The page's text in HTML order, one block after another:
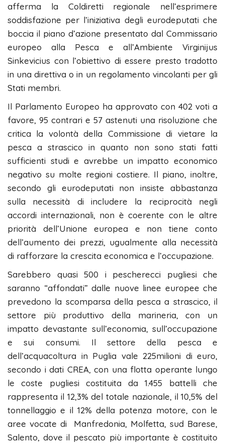
afferma la Coldiretti regionale nell’esprimere
soddisfazione per l’iniziativa degli eurodeputati che
boccia il piano d’azione presentato dal Commissario
europeo alla Pesca e all’Ambiente Virginijus
Sinkevicius con l’obiettivo di essere presto tradotto
in una direttiva o in un regolamento vincolanti per gli
Stati membri.
Il Parlamento Europeo ha approvato con 402 voti a
favore, 95 contrari e 57 astenuti una risoluzione che
critica la volontà della Commissione di vietare la
pesca a strascico in quanto non sono stati fatti
sufficienti studi e avrebbe un impatto economico
negativo su molte regioni costiere. Il piano, inoltre,
secondo gli eurodeputati non insiste abbastanza
sulla necessità di includere la reciprocità negli
accordi internazionali, non è coerente con le altre
priorità dell’Unione europea e non tiene conto
dell’aumento dei prezzi, ugualmente alla necessità
di rafforzare la crescita economica e l’occupazione.
Sarebbero quasi 500 i pescherecci pugliesi che
saranno “affondati” dalle nuove linee europee che
prevedono la scomparsa della pesca a strascico, il
settore più produttivo della marineria, con un
impatto devastante sull’economia, sull’occupazione
e sui consumi. Il settore della pesca e
dell’acquacoltura in Puglia vale 225milioni di euro,
secondo i dati CREA, con una flotta operante lungo
le coste pugliesi costituita da 1.455 battelli che
rappresenta il 12,3% del totale nazionale, il 10,5% del
tonnellaggio e il 12% della potenza motore, con le
aree vocate di Manfredonia, Molfetta, sud Barese,
Salento, dove il pescato più importante è costituito